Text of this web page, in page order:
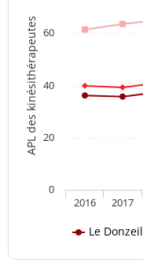
APL des kinésithérapeutes
Le Donzeil
2016 2017
0
20
40
60